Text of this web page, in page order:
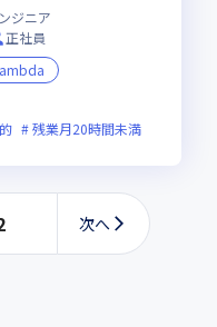
ジニア
正社員
残業月20時間未満
次へ